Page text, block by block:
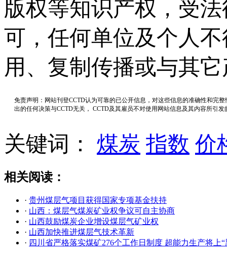
版权等知识产权，受
可，任何单位及个人
用、复制传播或与其
免责声明：网站刊登CCTD认为可靠的已公开信息，对这些信息的准确性和完
出的任何决策与CCTD无关， CCTD及其雇员不对使用网站信息及其内容所引
关键词： 煤炭 指数 价
相关阅读：
· 贵州煤层气项目获得国家专项基金扶持
· 山西：煤层气煤炭矿业权争议可自主协商
· 山西鼓励煤炭企业增设煤层气矿业权
· 山西加快推进煤层气技术革新
· 四川省严格落实煤矿276个工作日制度 超能力生产将上“